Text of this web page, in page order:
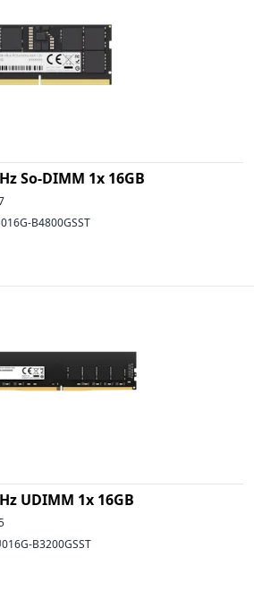
So-DIMM 1x 16GB
B4800GSST
UDIMM 1x 16GB
B3200GSST